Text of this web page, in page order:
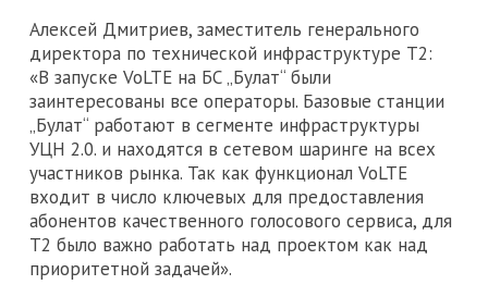
Алексей Дмитриев, заместитель генерального
директора по технической инфраструктуре Т2:
«В запуске VoLTE на БС „Булат“ были
заинтересованы все операторы. Базовые станции
„Булат“ работают в сегменте инфраструктуры
УЦН 2.0. и находятся в сетевом шаринге на всех
участников рынка. Так как функционал VoLTE
входит в число ключевых для предоставления
абонентов качественного голосового сервиса, для
Т2 было важно работать над проектом как над
приоритетной задачей».